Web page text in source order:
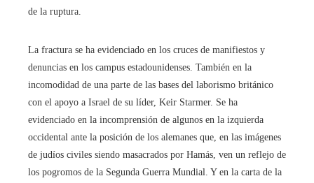
de la ruptura.
La fractura se ha evidenciado en los cruces de manifiestos y
denuncias en los campus estadounidenses. También en la
incomodidad de una parte de las bases del laborismo británico
con el apoyo a Israel de su líder, Keir Starmer. Se ha
evidenciado en la incomprensión de algunos en la izquierda
occidental ante la posición de los alemanes que, en las imágenes
de judíos civiles siendo masacrados por Hamás, ven un reflejo de
los pogromos de la Segunda Guerra Mundial. Y en la carta de la